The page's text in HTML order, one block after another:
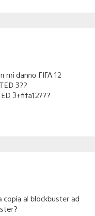
mi danno FIFA 12
3??
3+fifa12???
al blockbuster ad